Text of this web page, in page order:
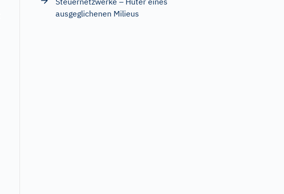
ausgeglichenen Milieus